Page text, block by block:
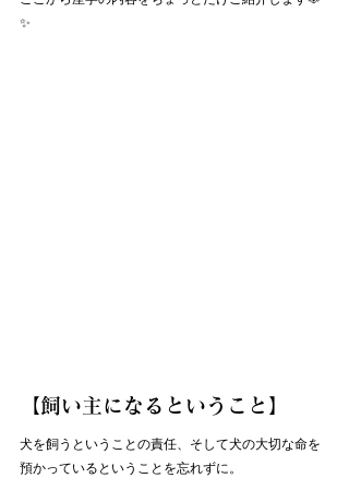
✨
【飼い主になるということ】
犬を飼うということの責任、そして犬の大切な命を
預かっているということを忘れずに。